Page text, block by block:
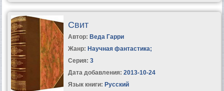
Свит
Автор: Веда Гарри
Жанр: Научная фантастика;
Серия: 3
Дата добавления: 2013-10-24
Язык книги: Русский